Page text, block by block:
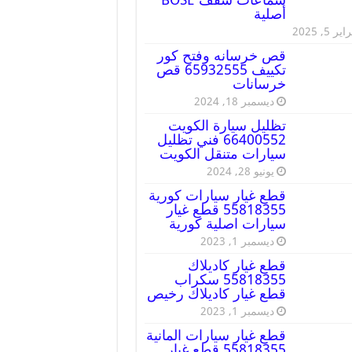
أصلية
5, 2025
قص خرسانه وفتح كور
تكييف 65932555 قص
خرسانات
ديسمبر 18, 2024
تظليل سيارة الكويت
66400552 فني تظليل
سيارات متنقل الكويت
يونيو 28, 2024
قطع غيار سيارات كورية
55818355 قطع غيار
سيارات اصلية كورية
ديسمبر 1, 2023
قطع غيار كاديلاك
55818355 سكراب
قطع غيار كاديلاك رخيص
ديسمبر 1, 2023
قطع غيار سيارات المانية